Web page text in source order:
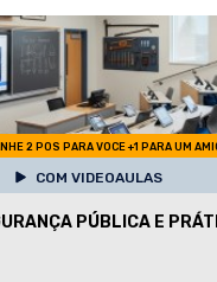
2 POS PARA VOCE +1 PARA UM
COM VIDEOAULAS
PÚBLICA E